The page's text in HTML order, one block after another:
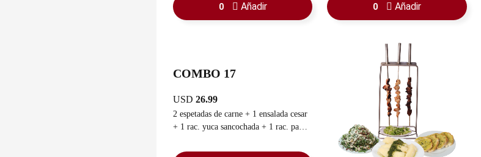
0 Añadir 0 Añadir
COMBO 17
USD 26.99
2 espetadas de carne + 1 ensalada cesar
+ 1 rac. yuca sancochada + 1 rac. pan